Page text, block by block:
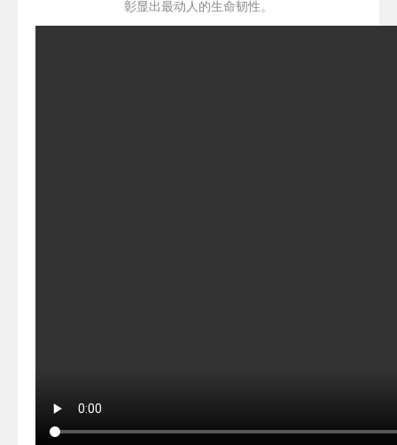
彰显出最动人的生命韧性。